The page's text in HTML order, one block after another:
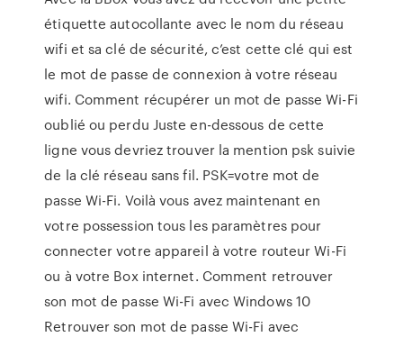
étiquette autocollante avec le nom du réseau
wifi et sa clé de sécurité, c’est cette clé qui est
le mot de passe de connexion à votre réseau
wifi. Comment récupérer un mot de passe Wi-Fi
oublié ou perdu Juste en-dessous de cette
ligne vous devriez trouver la mention psk suivie
de la clé réseau sans fil. PSK=votre mot de
passe Wi-Fi. Voilà vous avez maintenant en
votre possession tous les paramètres pour
connecter votre appareil à votre routeur Wi-Fi
ou à votre Box internet. Comment retrouver
son mot de passe Wi-Fi avec Windows 10
Retrouver son mot de passe Wi-Fi avec